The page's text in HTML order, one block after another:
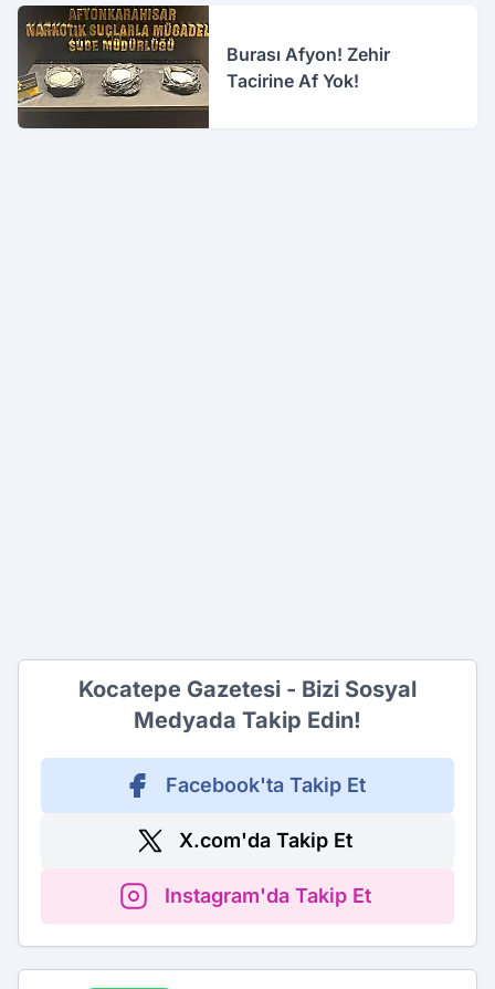
Burası Afyon! Zehir
Tacirine Af Yok!
Kocatepe Gazetesi - Bizi Sosyal
Medyada Takip Edin!
Facebook'ta Takip Et
X.com'da Takip Et
Instagram'da Takip Et